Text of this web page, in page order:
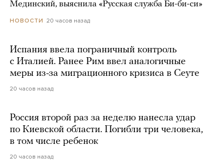
Мединский, выяснила «Русская служба Би-би-си»
НОВОСТИ 20 часов назад
Испания ввела пограничный контроль
с Италией. Ранее Рим ввел аналогичные
меры из-за миграционного кризиса в Сеуте
20 часов назад
Россия второй раз за неделю нанесла удар
по Киевской области. Погибли три человека,
в том числе ребенок
20 часов назад